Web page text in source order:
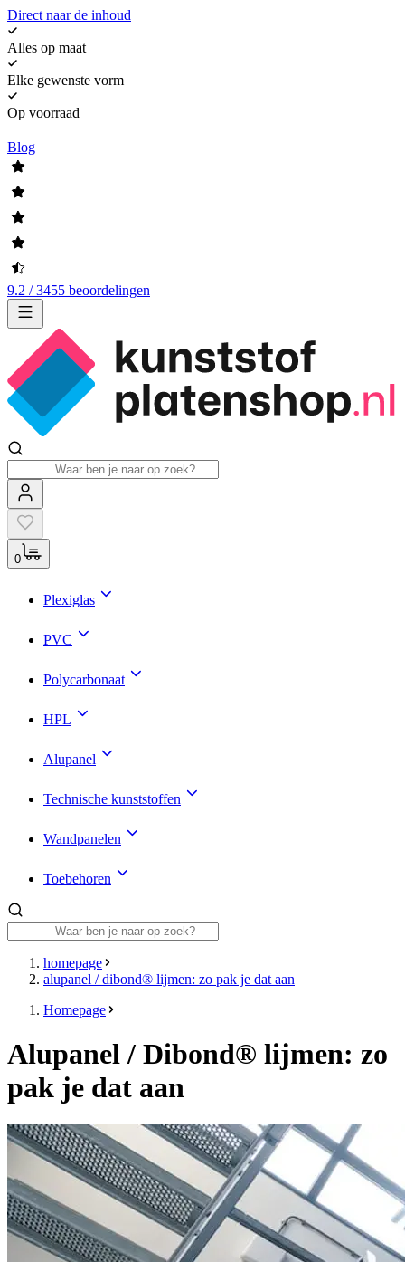
Direct naar de inhoud
Alles op maat
Elke gewenste vorm
Op voorraad
Blog
9.2 / 3455 beoordelingen
0
Plexiglas
PVC
Polycarbonaat
HPL
Alupanel
Technische kunststoffen
Wandpanelen
Toebehoren
homepage
alupanel / dibond® lijmen: zo pak je dat aan
Homepage
Alupanel / Dibond® lijmen: zo
pak je dat aan